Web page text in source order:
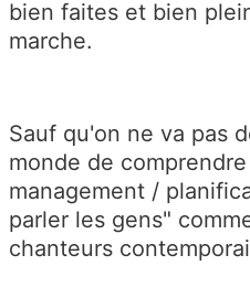
bien faites et bien
marche.
Sauf qu'on ne va pas
monde de
management /
parler les gens"
chanteurs